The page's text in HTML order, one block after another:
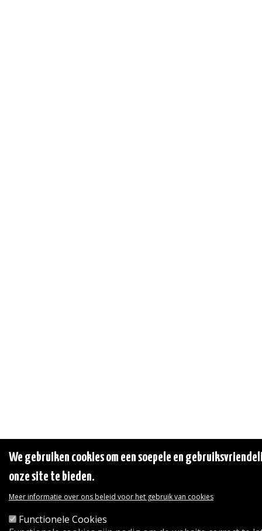
We gebruiken cookies om een soepele en
onze site te bieden.
Meer informatie over ons beleid voor het gebruik van cookies
Functionele Cookies